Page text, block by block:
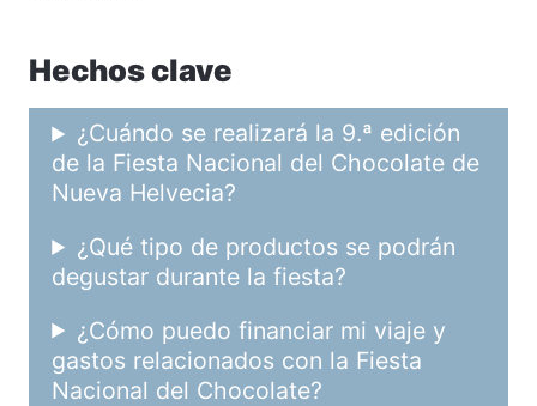
Hechos clave
¿Cuándo se realizará la 9.ª edición
de la Fiesta Nacional del Chocolate de
Nueva Helvecia?
¿Qué tipo de productos se podrán
degustar durante la fiesta?
¿Cómo puedo financiar mi viaje y
gastos relacionados con la Fiesta
Nacional del Chocolate?